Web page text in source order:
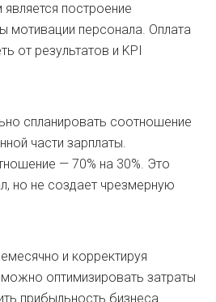
построение
мотивации персонала. Оплата
от результатов и KPI
спланировать соотношение
части зарплаты.
— 70% на 30%. Это
но не создает чрезмерную
и корректируя
можно оптимизировать затраты
прибыльность бизнеса.